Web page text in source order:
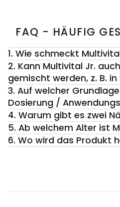
FAQ - HÄUFIG
1. Wie schmeckt
2. Kann Multivital Jr.
gemischt werden, z. B.
3. Auf welcher
Dosierung /
4. Warum gibt es zwei
5. Ab welchem Alter ist
6. Wo wird das Produkt